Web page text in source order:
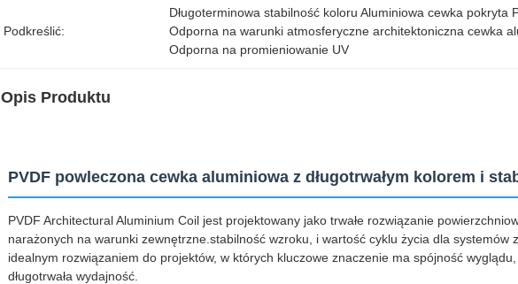
Podkreślić:
Długoterminowa stabilność koloru Aluminiowa cewka pokryta
Odporna na warunki atmosferyczne architektoniczna cewka
Odporna na promieniowanie UV
Opis Produktu
PVDF powleczona cewka aluminiowa z długotrwałym kolorem i
PVDF Architectural Aluminium Coil jest projektowany jako trwałe rozwiązanie
narażonych na warunki zewnętrzne.stabilność wzroku, i wartość cyklu życia dla systemów
idealnym rozwiązaniem do projektów, w których kluczowe znaczenie ma spójność
długotrwała wydajność.